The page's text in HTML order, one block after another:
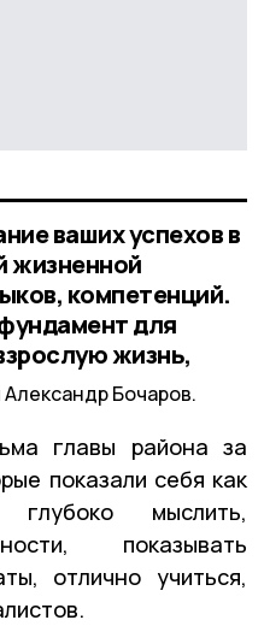
ваших успехов в
жизненной
компетенций.
для
жизнь,
Бочаров.
главы района за
показали себя как
глубоко мыслить,
показывать
отлично учиться,